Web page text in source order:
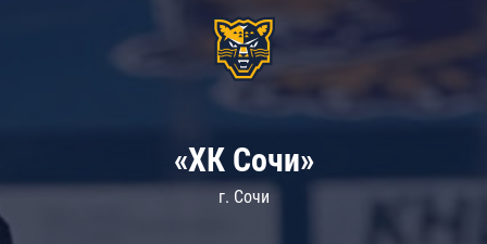
«ХК Сочи»
г. Сочи